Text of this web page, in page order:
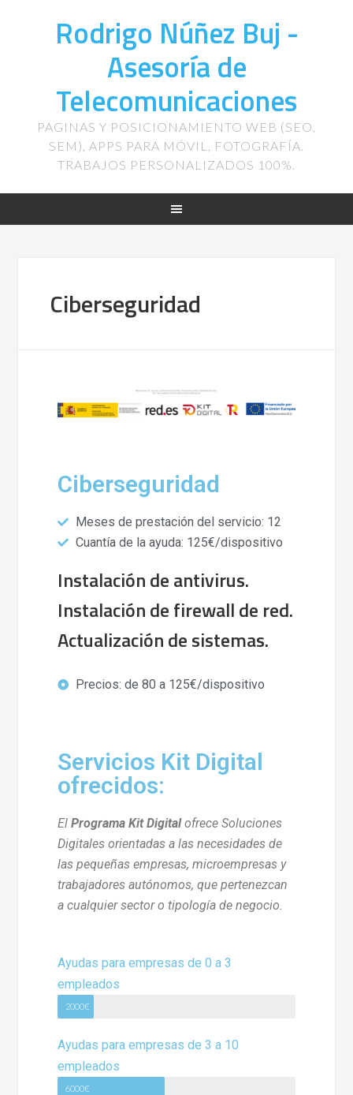
Rodrigo Núñez Buj -
Asesoría de
Telecomunicaciones
PAGINAS Y POSICIONAMIENTO WEB (SEO,
SEM), APPS PARA MÓVIL, FOTOGRAFÍA.
TRABAJOS PERSONALIZADOS 100%.
Ciberseguridad
Ciberseguridad
Meses de prestación del servicio: 12
Cuantía de la ayuda: 125€/dispositivo
Instalación de antivirus.
Instalación de firewall de red.
Actualización de sistemas.
Precios: de 80 a 125€/dispositivo
Servicios Kit Digital
ofrecidos:
ElPrograma Kit Digitalofrece Soluciones
Digitales orientadas a las necesidades de
las pequeñas empresas, microempresas y
trabajadores autónomos, que pertenezcan
a cualquier sector o tipología de negocio.
Ayudas para empresas de 0 a 3
empleados
2000€
Ayudas para empresas de 3 a 10
empleados
6000€